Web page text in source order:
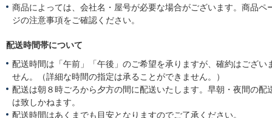
商品によっては、会社名・屋号が必要な場合がございます。商品ペ
ジの注意事項をご確認ください。
配送時間帯について
配送時間は「午前」「午後」のご希望を承りますが、確約はござい
せん。（詳細な時間の指定は承ることができません。）
配送は朝８時ごろから夕方の間に配送いたします。早朝・夜間の配
は致しかねます。
配送時間はあくまでも目安となりますのでご了承ください。